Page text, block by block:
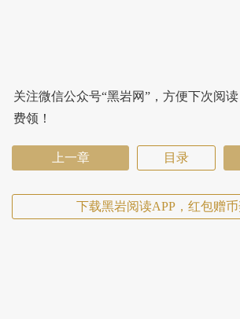
关注微信公众号“黑岩网”，方便下次阅
费领！
上一章 目录
下载黑岩阅读APP，红包赠